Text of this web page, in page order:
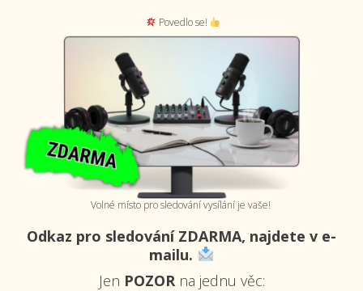
Povedlo se!
Volné místo pro sledování vysílání je vaše!
Odkaz pro sledování ZDARMA, najdete v e-
mailu.
Jen POZORna jednu věc: